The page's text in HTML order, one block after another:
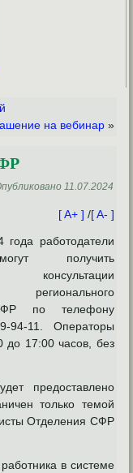
на вебинар»
11.07.2024
[ A+ ] /[ A- ]
работодатели
получить
консультации
регионального
по телефону
94-11. Операторы
до 17:00 часов, без
предоставлено
только темой
Отделения СФР
в системе